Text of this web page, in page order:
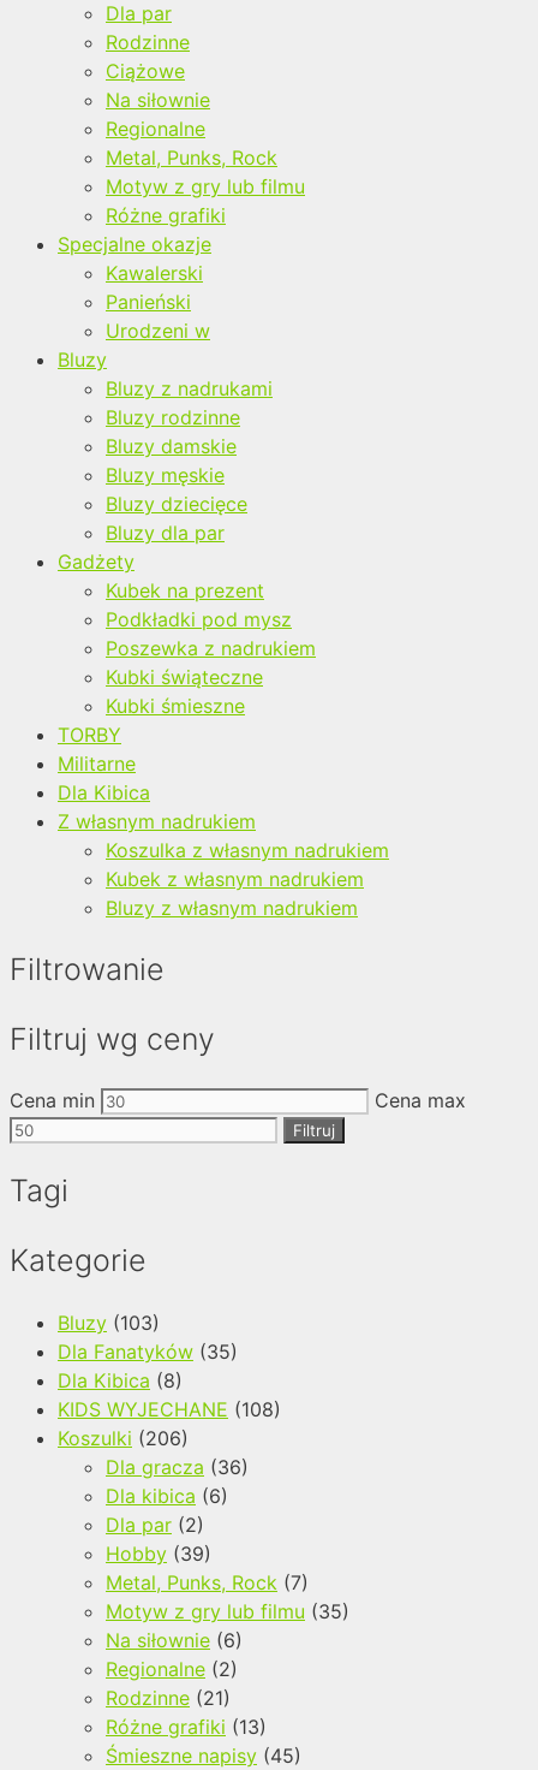
Dla par
Rodzinne
Ciążowe
Na siłownie
Regionalne
Metal, Punks, Rock
Motyw z gry lub filmu
Różne grafiki
Specjalne okazje
Kawalerski
Panieński
Urodzeni w
Bluzy
Bluzy z nadrukami
Bluzy rodzinne
Bluzy damskie
Bluzy męskie
Bluzy dziecięce
Bluzy dla par
Gadżety
Kubek na prezent
Podkładki pod mysz
Poszewka z nadrukiem
Kubki świąteczne
Kubki śmieszne
TORBY
Militarne
Dla Kibica
Z własnym nadrukiem
Koszulka z własnym nadrukiem
Kubek z własnym nadrukiem
Bluzy z własnym nadrukiem
Filtrowanie
Filtruj wg ceny
Cena min Cena max
Filtruj
Tagi
Kategorie
Bluzy (103)
Dla Fanatyków (35)
Dla Kibica (8)
KIDS WYJECHANE (108)
Koszulki (206)
Dla gracza (36)
Dla kibica (6)
Dla par (2)
Hobby (39)
Metal, Punks, Rock (7)
Motyw z gry lub filmu (35)
Na siłownie (6)
Regionalne (2)
Rodzinne (21)
Różne grafiki (13)
Śmieszne napisy (45)